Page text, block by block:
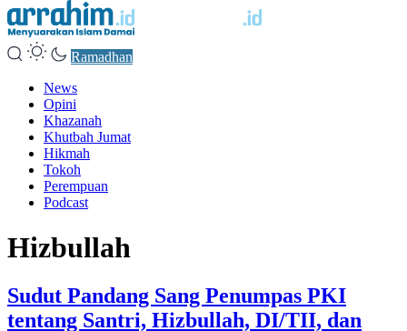
Ramadhan
News
Opini
Khazanah
Khutbah Jumat
Hikmah
Tokoh
Perempuan
Podcast
Hizbullah
Sudut Pandang Sang Penumpas PKI
tentang Santri, Hizbullah, DI/TII, dan